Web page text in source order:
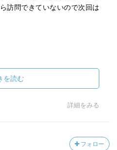
訪問できていないので次回は
いわれている。これらの地は
寛永１６年、１７年の二年間
リスト者殉教の地なのだ。
砂鉄の産地であったことがあ
治めていた頃、奥州御鉄方の
を読む
詳細をみる
フォロー